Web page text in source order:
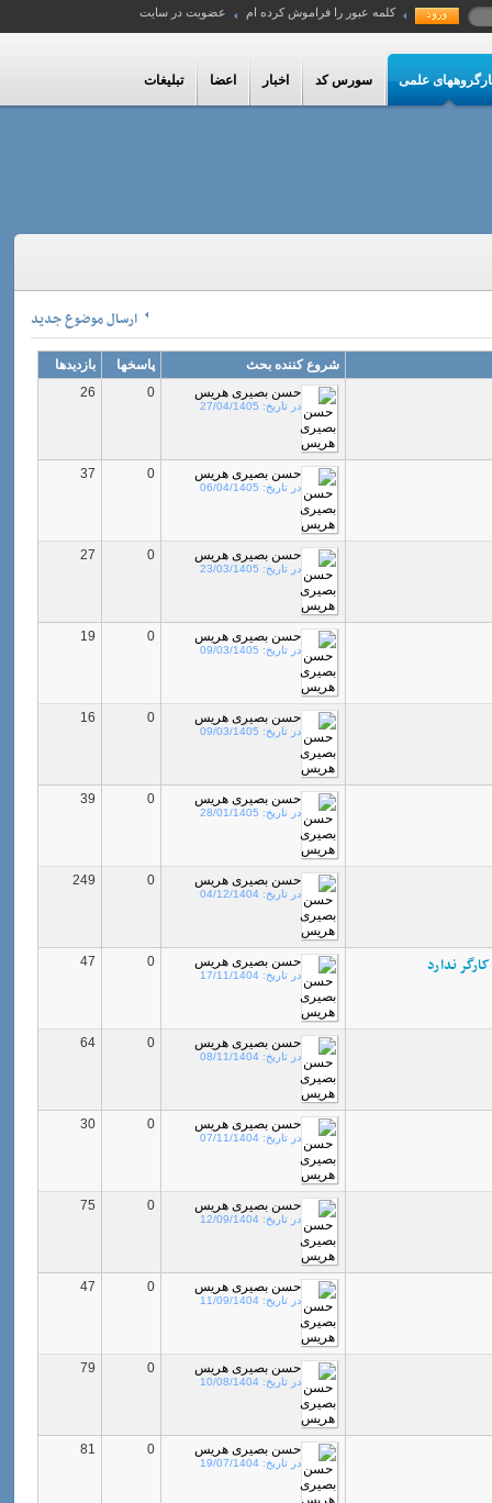
کلمه عبور را فراموش کرده ام عضویت در سایت
علمی سورس کد اخبار اعضا تبلیغات
ارسال موضوع جديد
شروع کننده بحث پاسخها
بازدیدها
حسن بصیری هریس
در تاریخ: 27/04/1405
0
26
حسن بصیری هریس
در تاریخ: 06/04/1405
0
37
حسن بصیری هریس
در تاریخ: 23/03/1405
0
27
حسن بصیری هریس
در تاریخ: 09/03/1405
0
19
حسن بصیری هریس
در تاریخ: 09/03/1405
0
16
حسن بصیری هریس
در تاریخ: 28/01/1405
0
39
حسن بصیری هریس
در تاریخ: 04/12/1404
0
249
ندارد حسن بصیری هریس
در تاریخ: 17/11/1404
0
47
حسن بصیری هریس
در تاریخ: 08/11/1404
0
64
حسن بصیری هریس
در تاریخ: 07/11/1404
0
30
حسن بصیری هریس
در تاریخ: 12/09/1404
0
75
حسن بصیری هریس
در تاریخ: 11/09/1404
0
47
حسن بصیری هریس
در تاریخ: 10/08/1404
0
79
حسن بصیری هریس
در تاریخ: 19/07/1404
0
81